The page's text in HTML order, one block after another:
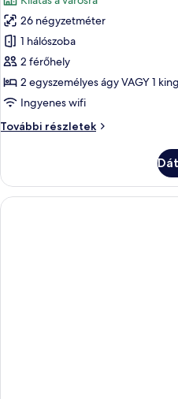
szoba
összes
képének
megtekintése:
Classic
Double
room
26 négyzetméter
1 hálószoba
2 férőhely
2 egyszemélyes ágy VAGY 1
Ingyenes wifi
További részletek
Classic
részletei